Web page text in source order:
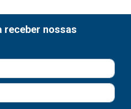
receber nossas